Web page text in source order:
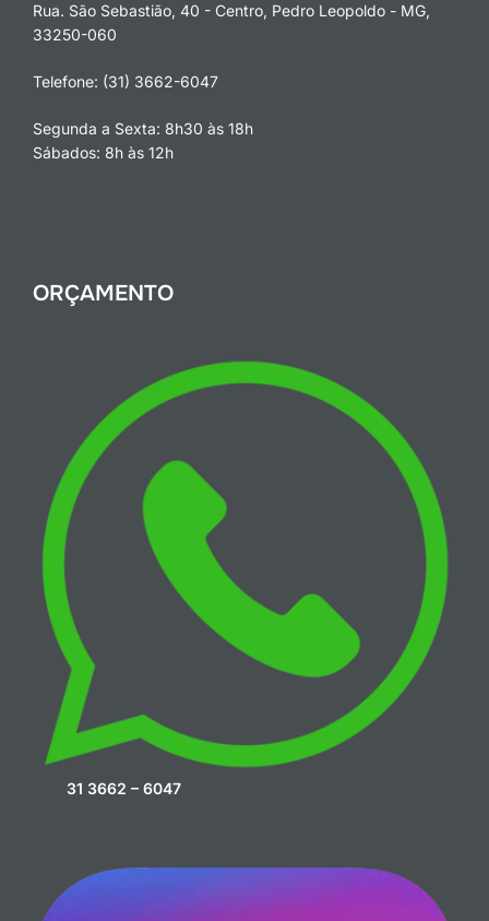
Rua. São Sebastião, 40 - Centro, Pedro Leopoldo - MG,
33250-060
Telefone: (31) 3662-6047
Segunda a Sexta: 8h30 às 18h
Sábados: 8h às 12h
ORÇAMENTO
31 3662 – 6047